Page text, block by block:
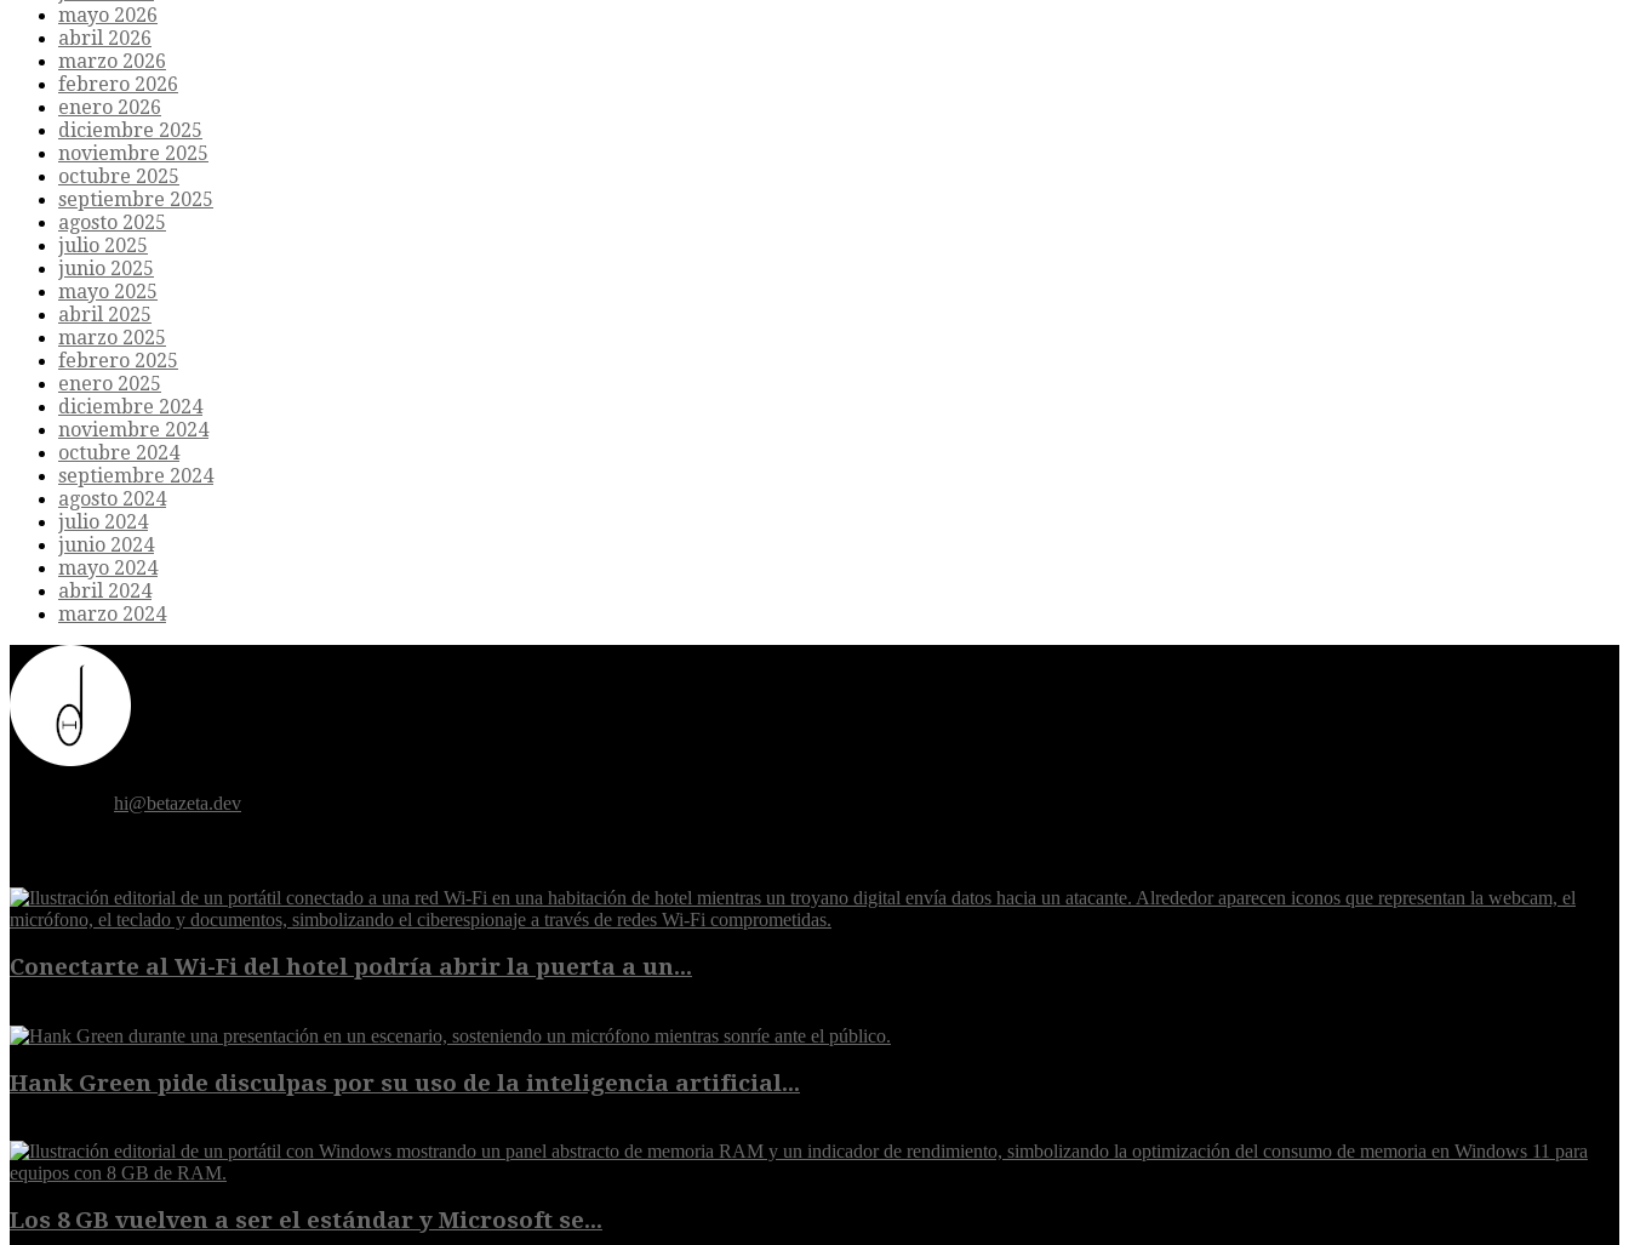
mayo 2026
abril 2026
marzo 2026
febrero 2026
enero 2026
diciembre 2025
noviembre 2025
octubre 2025
septiembre 2025
agosto 2025
julio 2025
junio 2025
mayo 2025
abril 2025
marzo 2025
febrero 2025
enero 2025
diciembre 2024
noviembre 2024
octubre 2024
septiembre 2024
agosto 2024
julio 2024
junio 2024
mayo 2024
abril 2024
marzo 2024
hi@betazeta.dev
Conectarte al Wi-Fi del hotel podría abrir la puerta a un...
Hank Green pide disculpas por su uso de la inteligencia artificial...
Los 8 GB vuelven a ser el estándar y Microsoft se...